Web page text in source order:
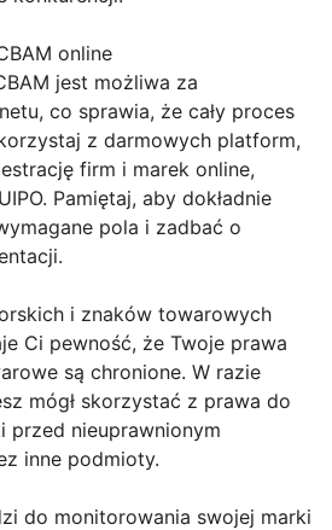
online
jest możliwa za
co sprawia, że cały proces
z darmowych platform,
firm i marek online,
Pamiętaj, aby dokładnie
pola i zadbać o
i znaków towarowych
Ci pewność, że Twoje prawa
są chronione. W razie
mógł skorzystać z prawa do
przed nieuprawnionym
inne podmioty.
do monitorowania swojej marki